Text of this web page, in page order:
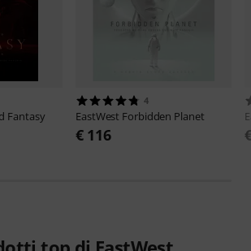
Fantasy
4
EastWest Forbidden Planet
€ 116